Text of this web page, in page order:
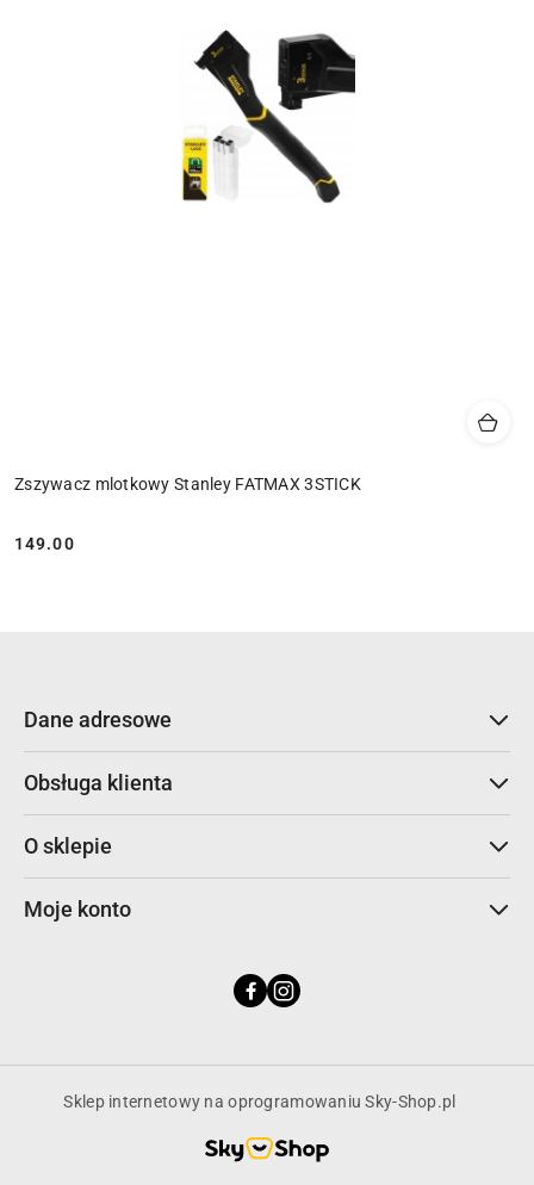
Zszywacz mlotkowy Stanley FATMAX 3STICK
Cena:
149.00
Dane adresowe
Obsługa klienta
O sklepie
Moje konto
Sklep internetowy na oprogramowaniu Sky-Shop.pl